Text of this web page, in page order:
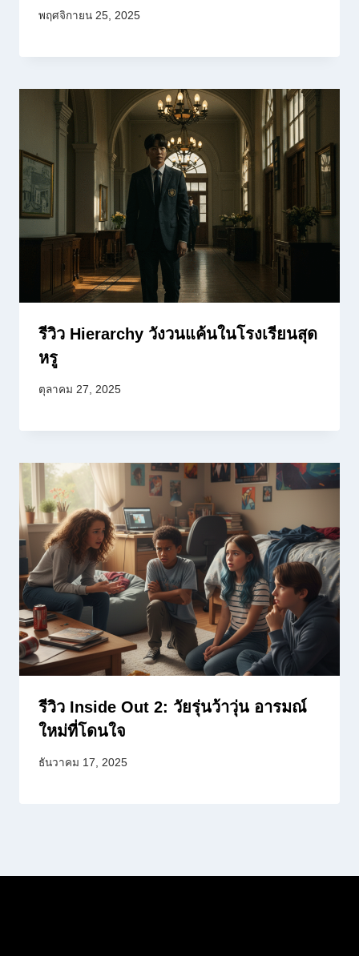
พฤศจิกายน 25, 2025
รีวิว Hierarchy วังวนแค้นในโรงเรียนสุด
หรู
ตุลาคม 27, 2025
รีวิว Inside Out 2: วัยรุ่นว้าวุ่น อารมณ์
ใหม่ที่โดนใจ
ธันวาคม 17, 2025